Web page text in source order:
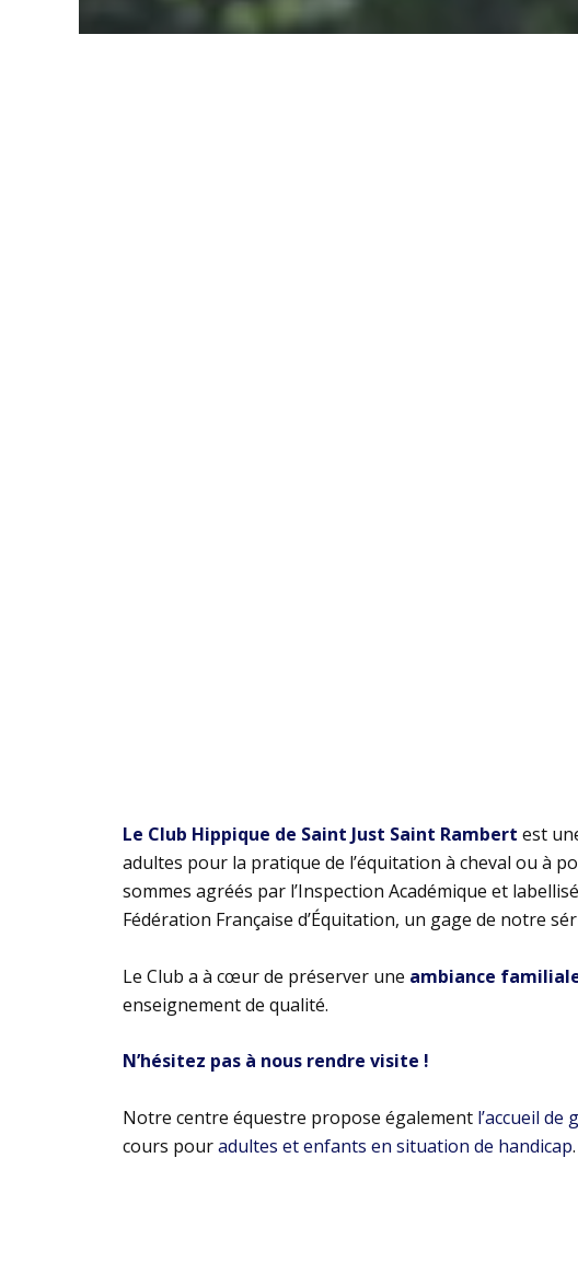
Le Club Hippique de Saint Just Saint Rambert est
adultes pour la pratique de l’équitation à cheval ou à
sommes agréés par l’Inspection Académique et
Fédération Française d’Équitation, un gage de notre
Le Club a à cœur de préserver une ambiance
enseignement de qualité.
N’hésitez pas à nous rendre visite !
Notre centre équestre propose également l’accueil de
cours pouradultes et enfants en situation de handicap.